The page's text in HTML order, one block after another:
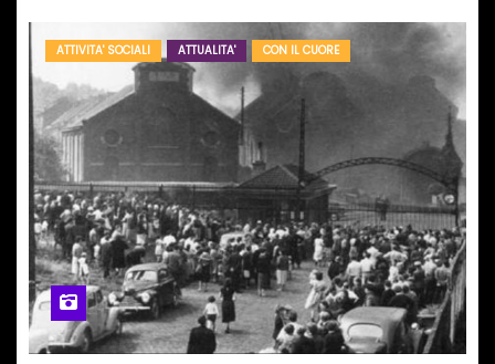
ATTIVITA' SOCIALI ATTUALITA' CON IL CUORE